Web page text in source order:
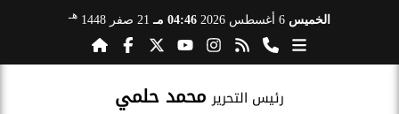
الخميس 04:46 مـ 21 صفر 1448 هـ
رئيس التحرير محمد حلمي